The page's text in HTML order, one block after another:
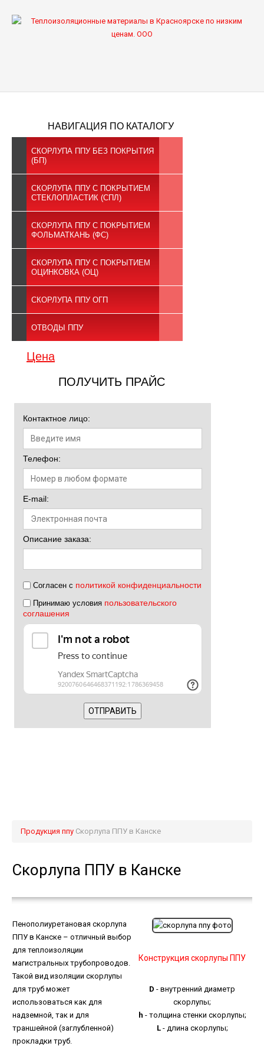
О НАС
НАВИГАЦИЯ ПО КАТАЛОГУ
СКОРЛУПА ППУ БЕЗ ПОКРЫТИЯ
(БП)
СКОРЛУПА ППУ С ПОКРЫТИЕМ
СТЕКЛОПЛАСТИК (СПЛ)
СКОРЛУПА ППУ С ПОКРЫТИЕМ
ФОЛЬМАТКАНЬ (ФС)
СКОРЛУПА ППУ С ПОКРЫТИЕМ
ОЦИНКОВКА (ОЦ)
СКОРЛУПА ППУ ОГП
ОТВОДЫ ППУ
Цена
ПОЛУЧИТЬ ПРАЙС
Контактное лицо:
Телефон:
E-mail:
Описание заказа:
Согласен с политикой конфиденциальности
Принимаю условия пользовательского
соглашения
Продукция ппу Скорлупа ППУ в Канске
Скорлупа ППУ в Канске
Пенополиуретановая скорлупа
ППУ в Канске – отличный выбор
для теплоизоляции
магистральных трубопроводов.
Такой вид изоляции скорлупы
для труб может
использоваться как для
надземной, так и для
траншейной (заглубленной)
прокладки труб.
Конструкция скорлупы ППУ
D - внутренний диаметр
скорлупы;
h - толщина стенки скорлупы;
L- длина скорлупы;